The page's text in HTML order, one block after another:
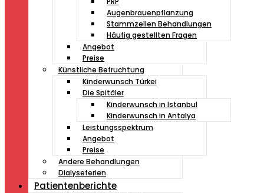
Augenbrauenpflanzung
Stammzellen Behandlungen
Häufig gestellten Fragen
Angebot
Preise
Künstliche Befruchtung
Kinderwunsch Türkei
Die Spitäler
Kinderwunsch in Istanbul
Kinderwunsch in Antalya
Leistungsspektrum
Angebot
Preise
Andere Behandlungen
Dialyseferien
Patientenberichte